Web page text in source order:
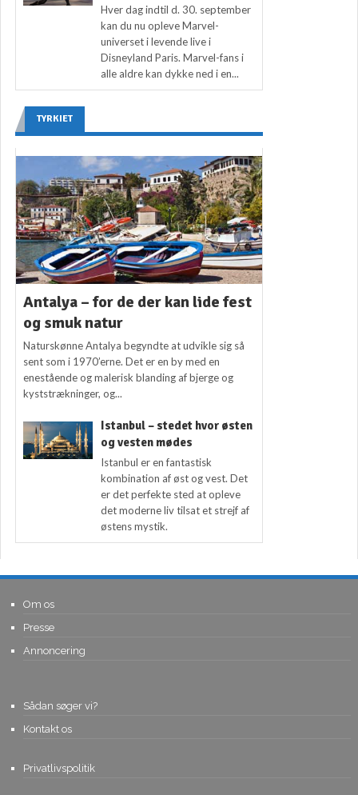
Hver dag indtil d. 30. september
kan du nu opleve Marvel-
universet i levende live i
Disneyland Paris. Marvel-fans i
alle aldre kan dykke ned i en...
TYRKIET
Antalya – for de der kan lide fest
og smuk natur
Naturskønne Antalya begyndte at udvikle sig så
sent som i 1970’erne. Det er en by med en
enestående og malerisk blanding af bjerge og
kyststrækninger, og...
Istanbul – stedet hvor østen
og vesten mødes
Istanbul er en fantastisk
kombination af øst og vest. Det
er det perfekte sted at opleve
det moderne liv tilsat et strejf af
østens mystik.
Om os
Presse
Annoncering
Sådan søger vi?
Kontakt os
Privatlivspolitik